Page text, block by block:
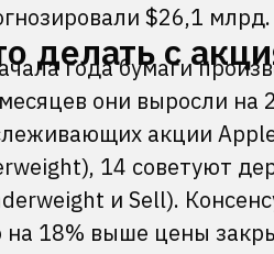
$26,1 млрд.
делать с
года бумаги
они выросли на
акции
14 советуют
и Sell).
на 18% выше цены